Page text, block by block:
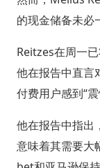
的现金储备未必
Reitzes在周一已
他在报告中直言
付费用户感到“震
他在报告中指出
意味着其需要大